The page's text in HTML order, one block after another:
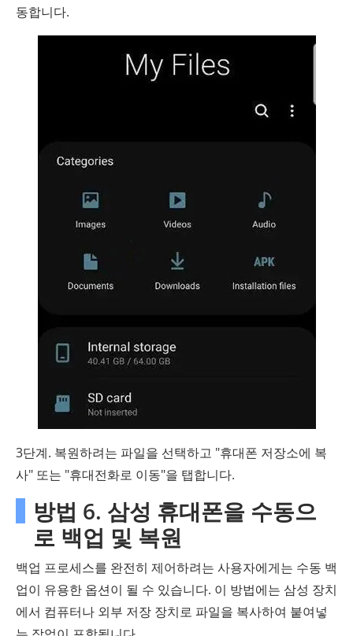
동합니다.
3단계. 복원하려는 파일을 선택하고 "휴대폰 저장소에 복
사" 또는 "휴대전화로 이동"을 탭합니다.
방법 6. 삼성 휴대폰을 수동으
로 백업 및 복원
백업 프로세스를 완전히 제어하려는 사용자에게는 수동 백
업이 유용한 옵션이 될 수 있습니다. 이 방법에는 삼성 장치
에서 컴퓨터나 외부 저장 장치로 파일을 복사하여 붙여넣